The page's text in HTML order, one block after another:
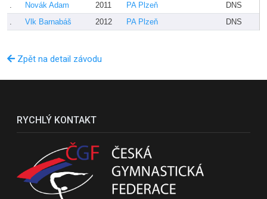
.
Novák Adam 2011 PA Plzeň
DNS
.
Vlk Barnabáš 2012 PA Plzeň DNS
Zpět na detail závodu
RYCHLÝ KONTAKT